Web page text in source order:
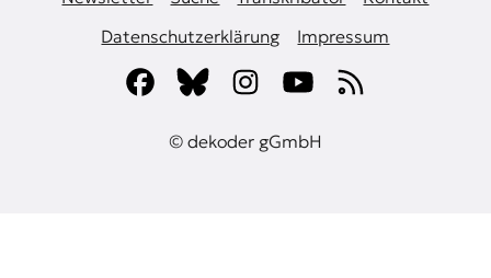
Datenschutzerklärung
Impressum
© dekoder gGmbH